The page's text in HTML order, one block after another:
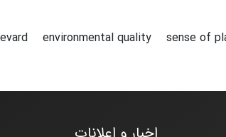
environmental quality
sense of